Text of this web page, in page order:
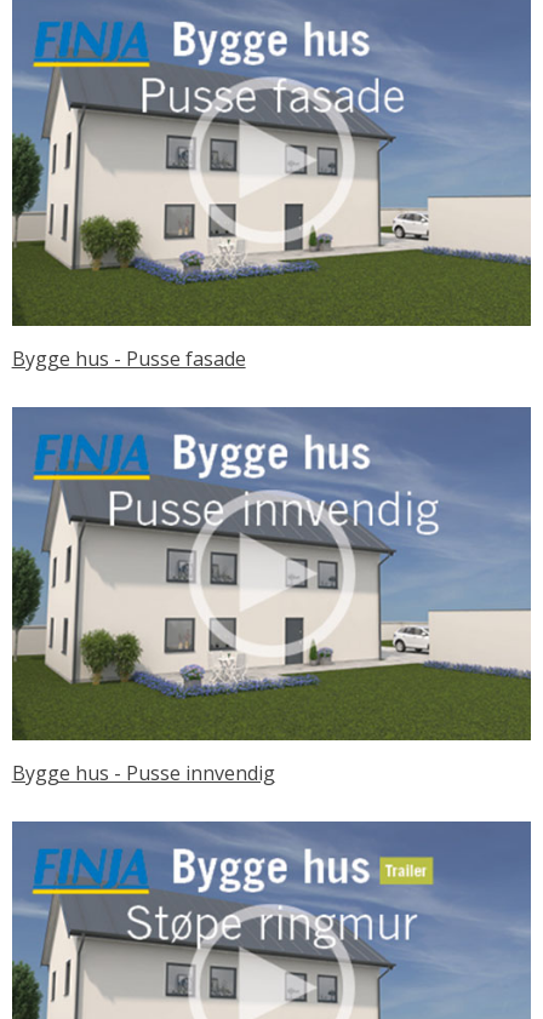
Bygge hus - Pusse fasade
Bygge hus - Pusse innvendig